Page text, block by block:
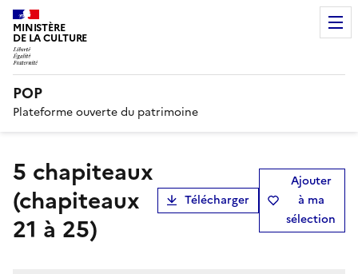
MINISTÈRE
DE LA CULTURE
POP
Plateforme ouverte du patrimoine
5 chapiteaux
(chapiteaux
21 à 25)
Télécharger
Ajouter
à ma
sélection